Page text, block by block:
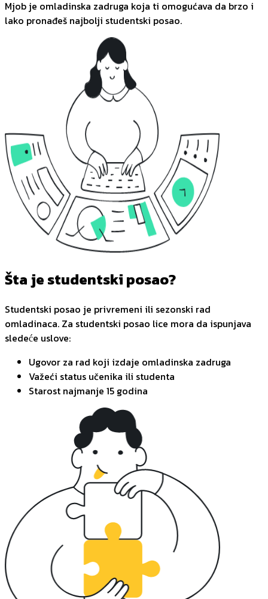
Mjob je omladinska zadruga koja ti omogućava da brzo i
lako pronađeš najbolji studentski posao.
Šta je studentski posao?
Studentski posao je privremeni ili sezonski rad
omladinaca. Za studentski posao lice mora da ispunjava
sledeće uslove:
Ugovor za rad koji izdaje omladinska zadruga
Važeći status učenika ili studenta
Starost najmanje 15 godina